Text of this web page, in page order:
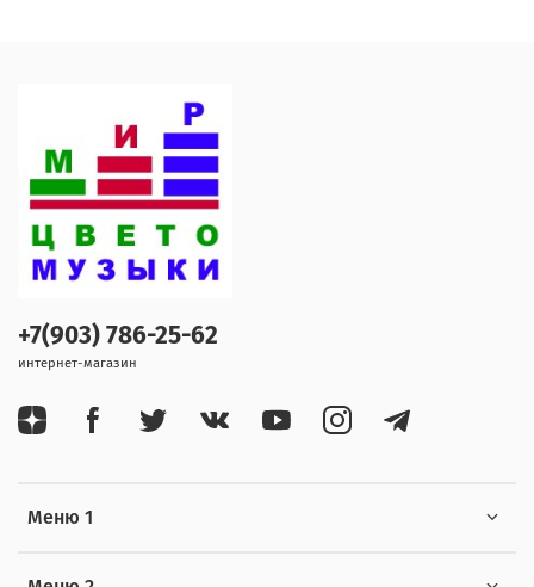
Меню 1
+7(903) 786-25-62
интернет-магазин